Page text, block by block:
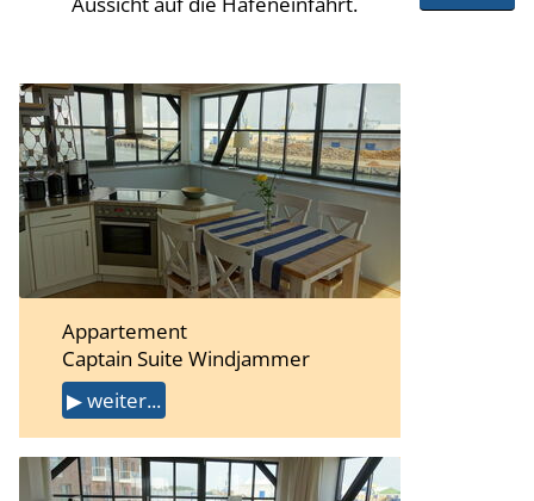
Appartement
Captain Suite Windjammer
▶ weiter...